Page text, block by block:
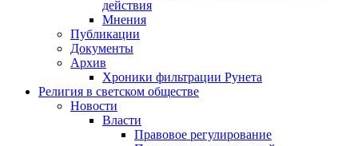
действия
Мнения
Публикации
Документы
Архив
Хроники фильтрации Рунета
Религия в светском обществе
Новости
Власти
Правовое регулирование